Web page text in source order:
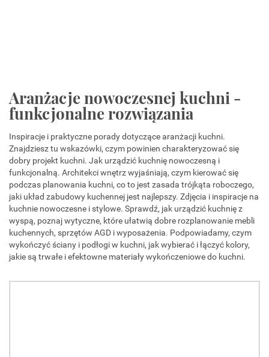
Aranżacje nowoczesnej kuchni -
funkcjonalne rozwiązania
Inspiracje i praktyczne porady dotyczące aranżacji kuchni.
Znajdziesz tu wskazówki, czym powinien charakteryzować się
dobry projekt kuchni. Jak urządzić kuchnię nowoczesną i
funkcjonalną. Architekci wnętrz wyjaśniają, czym kierować się
podczas planowania kuchni, co to jest zasada trójkąta roboczego,
jaki układ zabudowy kuchennej jest najlepszy. Zdjęcia i inspiracje na
kuchnie nowoczesne i stylowe. Sprawdź, jak urządzić kuchnię z
wyspą, poznaj wytyczne, które ułatwią dobre rozplanowanie mebli
kuchennych, sprzętów AGD i wyposażenia. Podpowiadamy, czym
wykończyć ściany i podłogi w kuchni, jak wybierać i łączyć kolory,
jakie są trwałe i efektowne materiały wykończeniowe do kuchni.